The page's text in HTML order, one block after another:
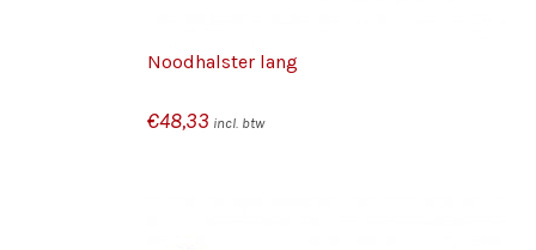
Noodhalster lang
€48,33 incl. btw